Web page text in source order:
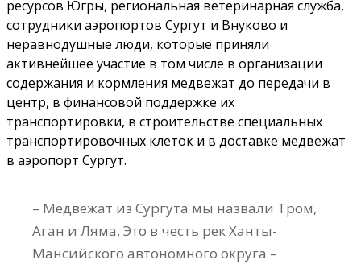
ресурсов Югры, региональная ветеринарная служба,
сотрудники аэропортов Сургут и Внуково и
неравнодушные люди, которые приняли
активнейшее участие в том числе в организации
содержания и кормления медвежат до передачи в
центр, в финансовой поддержке их
транспортировки, в строительстве специальных
транспортировочных клеток и в доставке медвежат
в аэропорт Сургут.
– Медвежат из Сургута мы назвали Тром,
Аган и Ляма. Это в честь рек Ханты-
Мансийского автономного округа –